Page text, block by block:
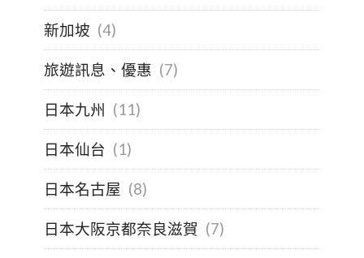
新加坡 (4)
旅遊訊息、優惠 (7)
日本九州 (11)
日本仙台 (1)
日本名古屋 (8)
日本大阪京都奈良滋賀 (7)